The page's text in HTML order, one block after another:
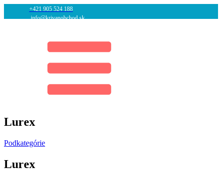
+421 905 524 188
info@krivanobchod.sk
Lurex
Podkategórie
Lurex